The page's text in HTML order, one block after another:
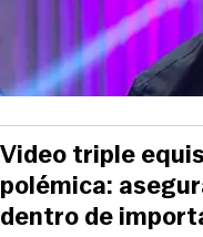
Video triple
polémica:
dentro de